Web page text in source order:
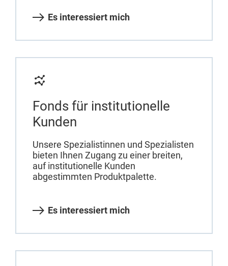
Es interessiert mich
Fonds für institutionelle
Kunden
Unsere Spezialistinnen und Spezialisten
bieten Ihnen Zugang zu einer breiten,
auf institutionelle Kunden
abgestimmten Produktpalette.
Es interessiert mich